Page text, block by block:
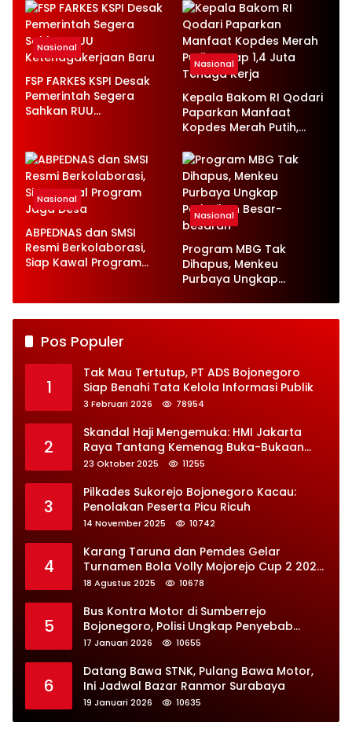
Nasional
FSP FARKES KSPI Desak
Pemerintah Segera
Sahkan RUU
Nasional
Kepala Bakom RI Qodari
Paparkan Manfaat
Kopdes Merah Putih,
Kerja
Nasional
ABPEDNAS dan SMSI
Resmi Berkolaborasi,
Siap Kawal Program
Nasional
Program MBG Tak
Dihapus, Menkeu
Purbaya Ungkap
besaran
Pos Populer
1
Tak Mau Tertutup, PT ADS Bojonegoro
Siap Benahi Tata Kelola Informasi Publik
3 Februari 2026 78954
2
Skandal Haji Mengemuka: HMI Jakarta
Raya Tantang Kemenag Buka-Bukaan
Soal Kontrak Syarekah Bermasalah
23 Oktober 2025 11255
3
Pilkades Sukorejo Bojonegoro Kacau:
Penolakan Peserta Picu Ricuh
14 November 2025 10742
4
Karang Taruna dan Pemdes Gelar
Turnamen Bola Volly Mojorejo Cup 2 2025,
Diikuti 28 Tim
18 Agustus 2025 10678
5
Bus Kontra Motor di Sumberrejo
Bojonegoro, Polisi Ungkap Penyebab
Kecelakaan
17 Januari 2026 10655
6
Datang Bawa STNK, Pulang Bawa Motor,
Ini Jadwal Bazar Ranmor Surabaya
19 Januari 2026 10635